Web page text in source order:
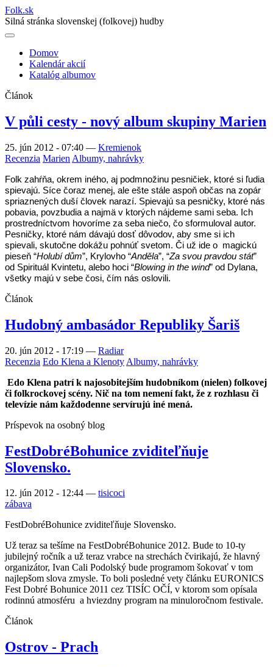
Folk.sk
Silná stránka slovenskej (folkovej) hudby
Main
navigation
Domov
Kalendár akcií
Katalóg albumov
Článok
V půli cesty - nový album skupiny Marien
25. jún 2012 - 07:40 — Kremienok
Recenzia Marien Albumy, nahrávky
Folk zahŕňa, okrem iného, aj podmnožinu pesničiek, ktoré si ľudia
spievajú. Síce čoraz menej, ale ešte stále aspoň občas na zopár
spriaznených duší človek narazí. Spievajú sa pesničky, ktoré nás
pobavia, povzbudia a najmä v ktorých nájdeme sami seba. Ich
prostredníctvom hovoríme za seba niečo, čo sformuloval autor.
Pesničky, ktoré nám dávajú dosť dôvodov, aby sme si ich
spievali, skutočne dokážu pohnúť svetom. Či už ide o magickú
pieseň “Holubí dům”, Krylovho “Anděla”, “Za svou pravdou stát”
od Spirituál Kvintetu, alebo hoci “Blowing in the wind” od Dylana,
všetky majú v sebe čosi, čím nás oslovili.
Článok
Hudobný ambasádor Republiky Šariš
20. jún 2012 - 17:19 — Radiar
Recenzia Edo Klena a Klenoty Albumy, nahrávky
Edo Klena patrí k najosobitejším hudobníkom (nielen) folkovej
či folkrockovej scény. Nič na tom nemení fakt, že z rozhlasu či
televízie nám každodenne servírujú iné mená.
Príspevok na osobný blog
FestDobréBohunice zviditeľňuje
Slovensko.
12. jún 2012 - 12:44 — tisicoci
zábava
FestDobréBohunice zviditeľňuje Slovensko.
Už teraz sa tešíme na FestDobréBohunice 2012. Bude to 10-ty
jubilejný ročník a už teraz vrabce na strechách čvirikajú, že hlavný
organizátor, Ivan Cali Podolský bude programom šokovať v tom
najlepšom slova zmysle. To boli posledné vety článku EURONICS
Fest Dobré Bohunice 2011 cez TISÍC OČÍ, v ktorom som opísala
rodinnú atmosféru a hviezdny program na minuloročnom festivale.
Článok
Ostrov - Prach